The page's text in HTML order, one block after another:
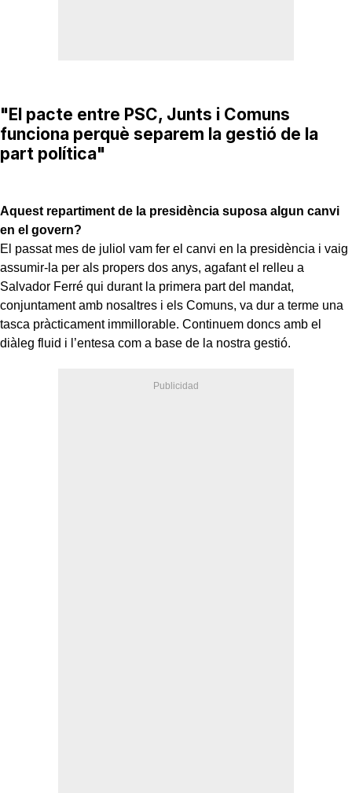
"El pacte entre PSC, Junts i Comuns
funciona perquè separem la gestió de la
part política"
Aquest repartiment de la presidència suposa algun canvi
en el govern?
El passat mes de juliol vam fer el canvi en la presidència i vaig
assumir-la per als propers dos anys, agafant el relleu a
Salvador Ferré qui durant la primera part del mandat,
conjuntament amb nosaltres i els Comuns, va dur a terme una
tasca pràcticament immillorable. Continuem doncs amb el
diàleg fluid i l’entesa com a base de la nostra gestió.